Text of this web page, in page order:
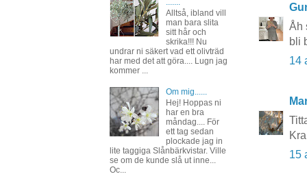
Åh
bli
14
15
Alltså, ibland vill
man bara slita
sitt hår och
skrika!!! Nu
undrar ni säkert vad ett olivträd
har med det att göra.... Lugn jag
kommer ...
Om mig......
Hej! Hoppas ni
har en bra
måndag.... För
ett tag sedan
plockade jag in
lite taggiga Slånbärkvistar. Ville
se om de kunde slå ut inne...
Oc...